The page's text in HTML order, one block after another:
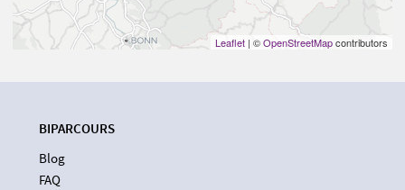
Leaflet | ©OpenStreetMapcontributors
BIPARCOURS
Blog
FAQ